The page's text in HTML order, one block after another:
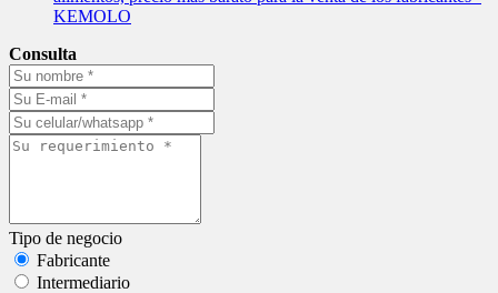
KEMOLO
Consulta
Tipo de negocio
Fabricante
Intermediario